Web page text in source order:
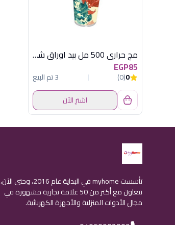
مج حرارى 500 مل بيد اوراق شجر هيريفين
EGP85
0
(0)
3 تم البيع
اشترِ الآن
تأسست myhome في البداية عام 2016، وحتى الآن،
نتعاون مع أكثر من 50 علامة تجارية مشهورة في
مجال الأدوات المنزلية والأجهزة الكهربائية.